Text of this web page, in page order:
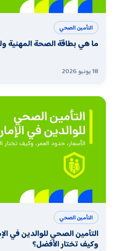
التأمين الصحي
ما هي بطاقة الصحة المهنية
18 يونيو 2026
التأمين الصحي
التأمين الصحي للوالدين في
وكيف تختار الأفضل؟